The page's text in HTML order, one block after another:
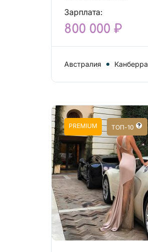
Зарплата:
800 000 ₽
Австралия Канберра
PREMIUM ТОП-10